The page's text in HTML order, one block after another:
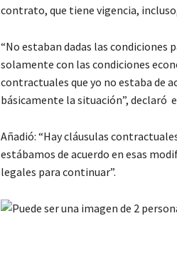
contrato, que tiene vigencia,
“No estaban dadas las condiciones
solamente con las condiciones
contractuales que yo no estaba de
básicamente la situación”, declaró
Añadió: “Hay cláusulas
estábamos de acuerdo en esas
legales para continuar”.